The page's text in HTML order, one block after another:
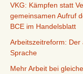
VKG: Kämpfen statt
gemeinsamen Aufruf
BCE im Handelsblatt
Arbeitszeitreform:
Sprache
Mehr Arbeit bei